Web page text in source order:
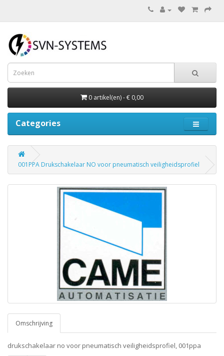
0 artikel(en) - € 0,00
Categories
001PPA Drukschakelaar NO voor pneumatisch veiligheidsprofiel
Omschrijving
drukschakelaar no voor pneumatisch veiligheidsprofiel, 001ppa